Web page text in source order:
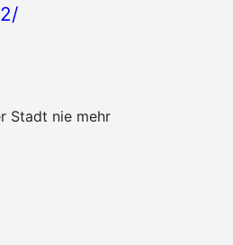
Stadt nie mehr